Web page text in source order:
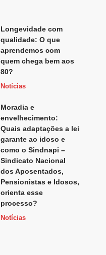
Longevidade com
qualidade: O que
aprendemos com
quem chega bem aos
80?
Notícias
Moradia e
envelhecimento:
Quais adaptações a lei
garante ao idoso e
como o Sindnapi –
Sindicato Nacional
dos Aposentados,
Pensionistas e Idosos,
orienta esse
processo?
Notícias